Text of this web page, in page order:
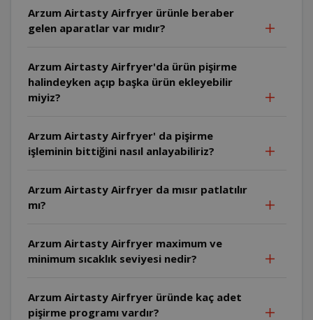
Arzum Airtasty Airfryer ürünle beraber
gelen aparatlar var mıdır?
Arzum Airtasty Airfryer'da ürün pişirme
halindeyken açıp başka ürün ekleyebilir
miyiz?
Arzum Airtasty Airfryer' da pişirme
işleminin bittiğini nasıl anlayabiliriz?
Arzum Airtasty Airfryer da mısır patlatılır
mı?
Arzum Airtasty Airfryer maximum ve
minimum sıcaklık seviyesi nedir?
Arzum Airtasty Airfryer üründe kaç adet
pişirme programı vardır?